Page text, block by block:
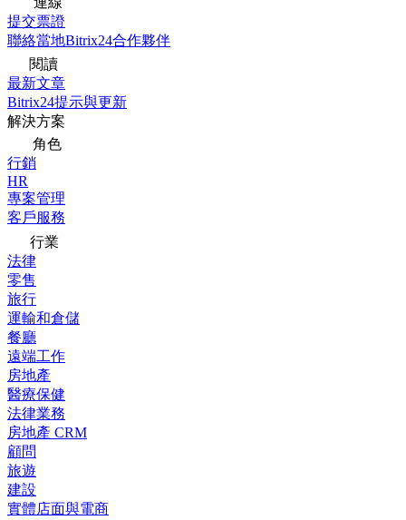
提交票證
聯絡當地Bitrix24合作夥伴
閱讀
最新文章
Bitrix24提示與更新
解決方案
角色
行銷
HR
專案管理
客戶服務
行業
法律
零售
旅行
運輸和倉儲
餐廳
遠端工作
房地產
醫療保健
法律業務
房地產 CRM
顧問
旅遊
建設
實體店面與電商